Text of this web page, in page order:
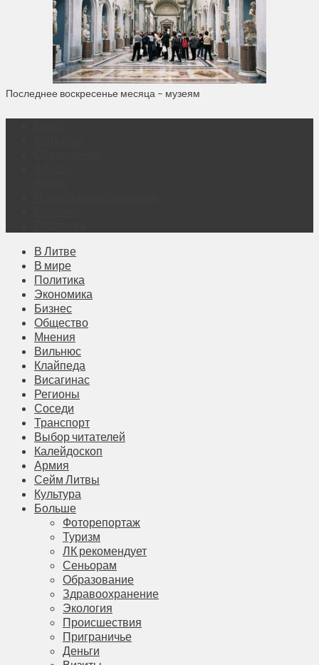
Последнее воскресенье месяца – музеям
В Литве
В мире
Политика
Экономика
Бизнес
Общество
Мнения
Вильнюс
Клайпеда
Висагинас
Регионы
Соседи
Транспорт
Выбор читателей
Калейдоскоп
Армия
Сейм Литвы
Культура
Больше
Фоторепортаж
Туризм
ЛК рекомендует
Сеньорам
Образование
Здравоохранение
Экология
Происшествия
Приграничье
Деньги